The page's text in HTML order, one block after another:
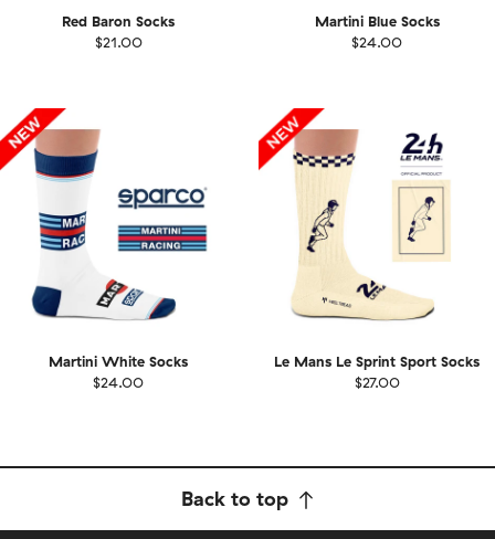
Red Baron Socks
$21.00
Martini Blue Socks
$24.00
Martini White Socks
$24.00
Le Mans Le Sprint Sport Socks
$27.00
Back to top